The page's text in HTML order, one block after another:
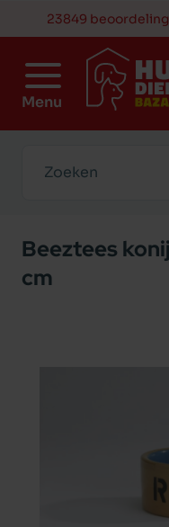
23849
Menu
Beeztees
cm